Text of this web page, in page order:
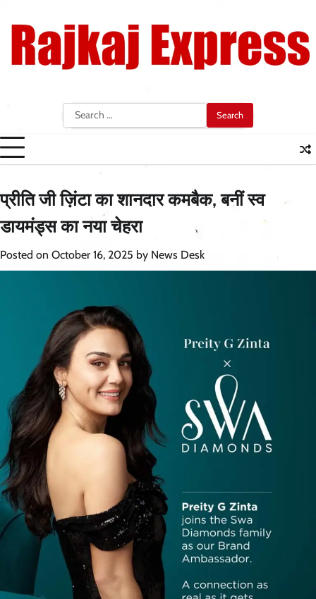
content
Search
for:
प्रीति जी ज़िंटा का शानदार कमबैक, बनीं स्व
डायमंड्स का नया चेहरा
Posted on October 16, 2025 by News Desk